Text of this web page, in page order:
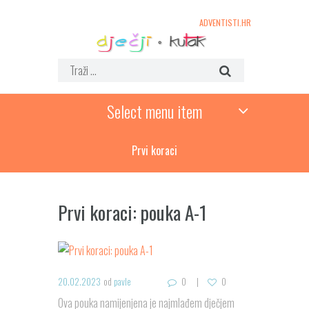
ADVENTISTI.HR
Select menu item
Prvi koraci
Prvi koraci: pouka A-1
20.02.2023 od pavle 0 0
Ova pouka namijenjena je najmlađem dječjem